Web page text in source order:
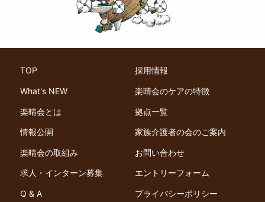
TOP
What's NEW
楽晴会とは
情報公開
楽晴会の取組み
求人・インターン募集
Q & A
採用情報
楽晴会のケアの特徴
拠点一覧
家族介護者の会のご案内
お問い合わせ
エントリーフォーム
プライバシーポリシー